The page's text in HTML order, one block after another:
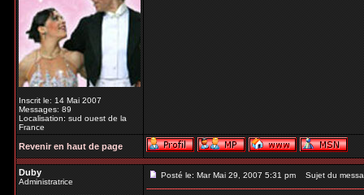
Inscrit le: 14 Mai 2007
Messages: 89
Localisation: sud ouest de la
France
Revenir en haut de page
Duby
Administratrice
Posté le: Mar Mai 29, 2007 5:31 pm Sujet du